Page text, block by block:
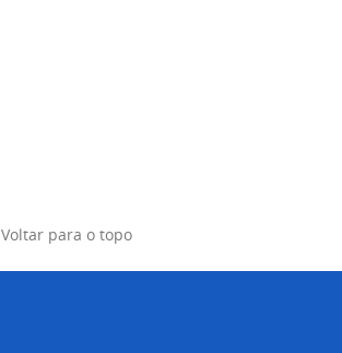
Voltar para o topo